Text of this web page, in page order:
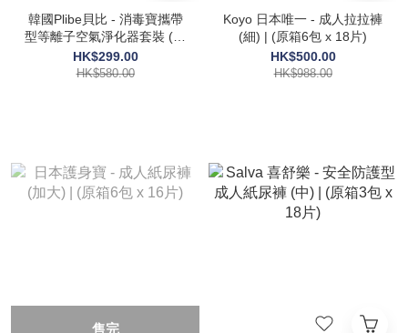
韓國Plibe貝比 - 消毒寶攜帶
型等離子空氣淨化器套裝 (空
氣淨化器 + 過濾網一盒6個
裝)
HK$299.00
HK$580.00
Koyo 日本唯一 - 成人拉拉褲
(細) | (原箱6包 x 18片)
HK$500.00
HK$988.00
售完